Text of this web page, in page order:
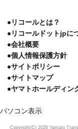
●リコールとは？
●リコールドットjpに
●会社概要
●個人情報保護方針
●サイトポリシー
●サイトマップ
●ヤマトホールディン
パソコン表示
Copyright(C) 2026 Yamato